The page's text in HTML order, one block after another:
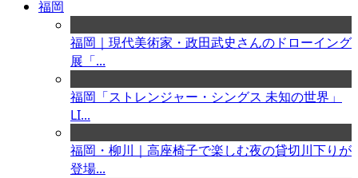
福岡
福岡｜現代美術家・政田武史さんのドローイング
展「...
福岡「ストレンジャー・シングス 未知の世界」
LI...
福岡・柳川｜高座椅子で楽しむ夜の貸切川下りが
登場...